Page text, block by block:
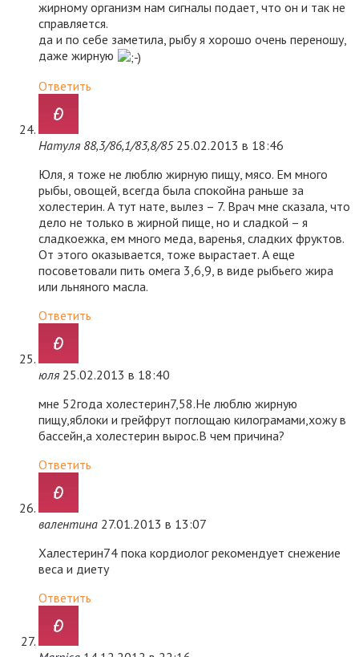
жирному организм нам сигналы подает, что он и так не
справляется.
да и по себе заметила, рыбу я хорошо очень переношу,
даже жирную
Ответить
Натуля 88,3/86,1/83,8/85 25.02.2013 в 18:46
Юля, я тоже не люблю жирную пищу, мясо. Ем много
рыбы, овощей, всегда была спокойна раньше за
холестерин. А тут нате, вылез – 7. Врач мне сказала, что
дело не только в жирной пище, но и сладкой – я
сладкоежка, ем много меда, варенья, сладких фруктов.
От этого оказывается, тоже вырастает. А еще
посоветовали пить омега 3,6,9, в виде рыбьего жира
или льняного масла.
Ответить
юля 25.02.2013 в 18:40
мне 52года холестерин7,58.Не люблю жирную
пищу,яблоки и грейфрут поглощаю килограмами,хожу в
бассейн,а холестерин вырос.В чем причина?
Ответить
валентина 27.01.2013 в 13:07
Халестерин74 пока кордиолог рекомендует снежение
веса и диету
Ответить